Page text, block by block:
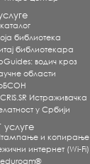
библиотека
библиотекара
водич кроз
области
Истраживачка
у Србији
услуге
и копирање
интернет (Wi-Fi)